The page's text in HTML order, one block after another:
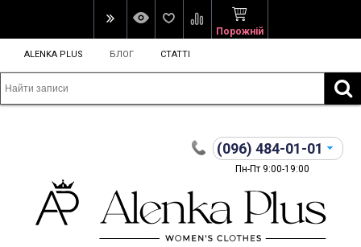
Порожній
ALENKA PLUS БЛОГ СТАТТІ
(096) 484-01-01
Пн-Пт 9:00-19:00